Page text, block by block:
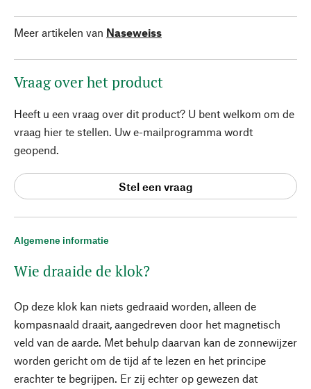
Algemene informatie
Wie draaide de klok?
Op deze klok kan niets gedraaid worden, alleen de
kompasnaald draait, aangedreven door het magnetisch
veld van de aarde. Met behulp daarvan kan de zonnewijzer
worden gericht om de tijd af te lezen en het principe
erachter te begrijpen. Er zij echter op gewezen dat
Meer artikelen van Naseweiss
Vraag over het product
Heeft u een vraag over dit product? U bent welkom om de
vraag hier te stellen. Uw e-mailprogramma wordt
geopend.
Stel een vraag